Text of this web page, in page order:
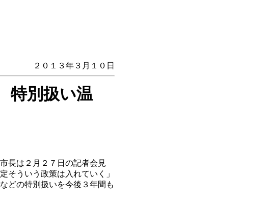
２０１３年３月１０日
別扱い温
長は２月２７日の記者会見
そういう政策は入れていく」
どの特別扱いを今後３年間も